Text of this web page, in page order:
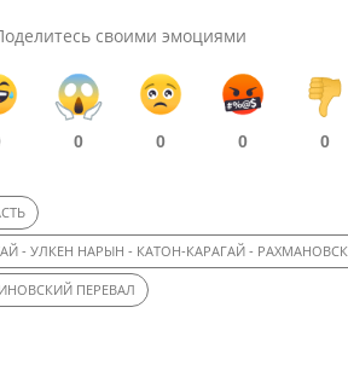
своими эмоциями
0 0 0 0
- УЛКЕН НАРЫН - КАТОН-КАРАГАЙ -
ПЕРЕВАЛ